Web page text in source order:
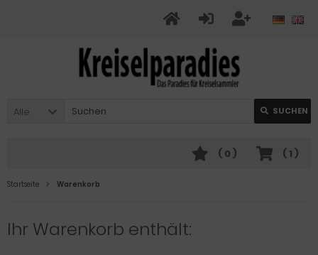
Alle SUCHEN
( 1 )
( 0 )
Startseite Warenkorb
Ihr Warenkorb enthält: